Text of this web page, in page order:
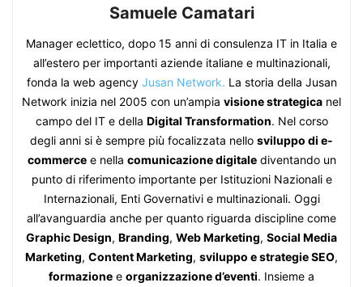
Samuele Camatari
Manager eclettico, dopo 15 anni di consulenza IT in Italia e
all’estero per importanti aziende italiane e multinazionali,
fonda la web agency Jusan Network. La storia della Jusan
Network inizia nel 2005 con un’ampia visione strategica nel
campo del IT e della Digital Transformation. Nel corso
degli anni si è sempre più focalizzata nello sviluppo di e-
commercee nella comunicazione digitalediventando un
punto di riferimento importante per Istituzioni Nazionali e
Internazionali, Enti Governativi e multinazionali. Oggi
all’avanguardia anche per quanto riguarda discipline come
Graphic Design, Branding, Web Marketing, Social Media
Marketing, Content Marketing, sviluppo e strategie SEO,
formazione e organizzazione d’eventi. Insieme a